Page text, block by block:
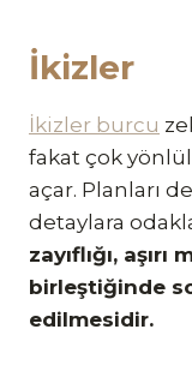
İkizler
İkizler burcu
fakat çok
açar. Planları
detaylara
zayıflığı, aşırı
birleştiğinde
edilmesidir.